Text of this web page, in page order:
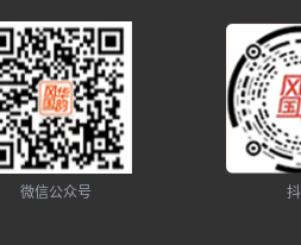
微信公众号